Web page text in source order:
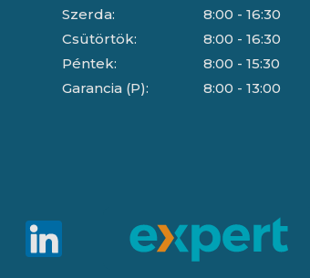
Szerda:
Csütörtök:
Péntek:
Garancia (P):
8:00 - 16:30
8:00 - 16:30
8:00 - 15:30
8:00 - 13:00